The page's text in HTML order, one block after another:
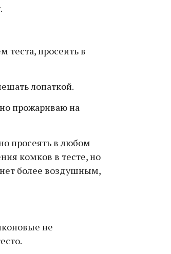
теста, просеить в
лопаткой.
прожариваю на
просеять в любом
комков в тесте, но
более воздушным,
не